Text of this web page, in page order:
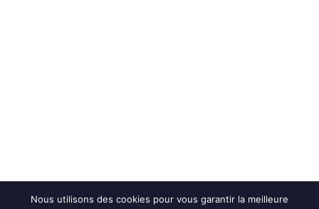
Nous utilisons des cookies pour vous garantir la meilleure